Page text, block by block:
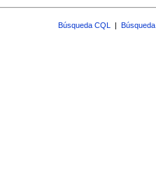
Búsqueda CQL |